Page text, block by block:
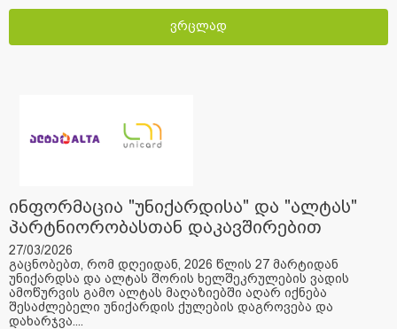
ვრცლად
ინფორმაცია "უნიქარდისა" და "ალტას"
პარტნიორობასთან დაკავშირებით
27/03/2026
გაცნობებთ, რომ დღეიდან, 2026 წლის 27 მარტიდან
უნიქარდსა და ალტას შორის ხელშეკრულების ვადის
ამოწურვის გამო ალტას მაღაზიებში აღარ იქნება
შესაძლებელი უნიქარდის ქულების დაგროვება და
დახარჯვა....